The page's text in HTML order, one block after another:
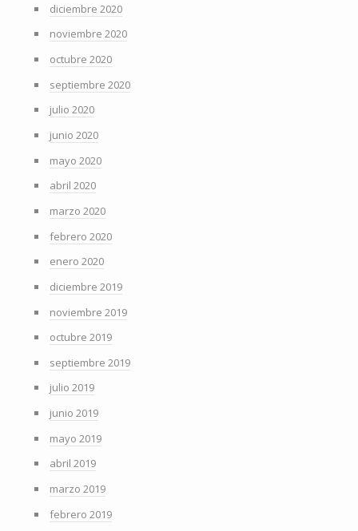
diciembre 2020
noviembre 2020
octubre 2020
septiembre 2020
julio 2020
junio 2020
mayo 2020
abril 2020
marzo 2020
febrero 2020
enero 2020
diciembre 2019
noviembre 2019
octubre 2019
septiembre 2019
julio 2019
junio 2019
mayo 2019
abril 2019
marzo 2019
febrero 2019